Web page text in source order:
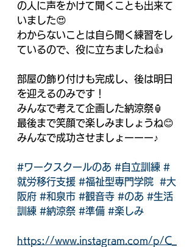
の人に声をかけて聞くことも出来て
いました😍
わからないことは自ら聞く練習をし
ているので、役に立ちましたね👍
部屋の飾り付けも完成し、後は明日
を迎えるのみです！
みんなで考えて企画した納涼祭🏮
最後まで笑顔で楽しみましょうね😊
みんなで成功させましょーーー♪
#ワークスクールのあ #自立訓練 #
就労移行支援 #福祉型専門学院
#大
阪府 #和泉市 #観音寺 #のあ #生活
訓練 #納涼祭 #準備 #楽しみ
https://www.instagram.com/p/C_